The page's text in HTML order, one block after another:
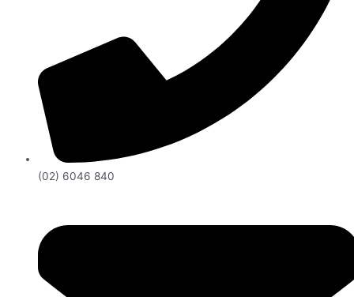
(02) 6046 840